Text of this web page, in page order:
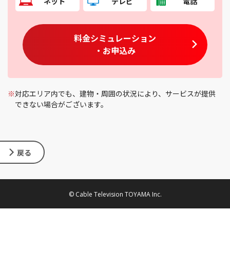
料金シミュレーション
・お申込み
※対応エリア内でも、建物・周囲の状況により、サービスが提供
できない場合がございます。
戻る
© Cable Television TOYAMA Inc.